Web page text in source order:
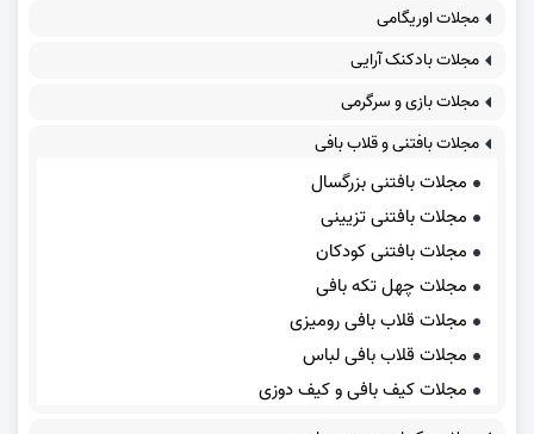
مجلات اوریگامی
مجلات بادکنک آرایی
مجلات بازی و سرگرمی
مجلات بافتنی و قلاب بافی
مجلات بافتنی بزرگسال
مجلات بافتنی تزیینی
مجلات بافتنی کودکان
مجلات چهل تکه بافی
مجلات قلاب بافی رومیزی
مجلات قلاب بافی لباس
مجلات کیف بافی و کیف دوزی